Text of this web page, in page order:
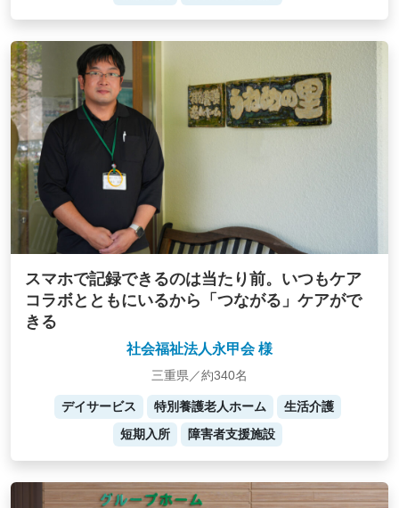
スマホで記録できるのは当たり前。いつもケア
コラボとともにいるから「つながる」ケアがで
きる
社会福祉法人永甲会 様
三重県／約340名
デイサービス 特別養護老人ホーム
生活介護
短期入所
障害者支援施設